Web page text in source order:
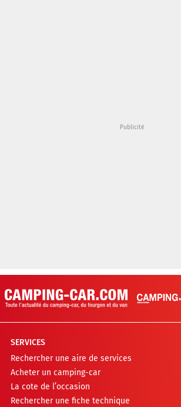
SERVICES
Rechercher une aire de services
Acheter un camping-car
La cote de l’occasion
Rechercher une fiche technique